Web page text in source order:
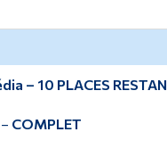
– 10 PLACES
COMPLET